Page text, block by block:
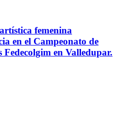
femenina
en el Campeonato de
Fedecolgim en Valledupar.